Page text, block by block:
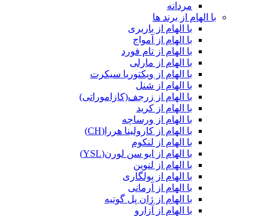
مردانه
با الهام از برند ها
با الهام از باربری
با الهام از آمواج
با الهام از تام فورد
با الهام از مارلی
با الهام از ویکتوریا سیکرت
با الهام از شنل
با الهام از زرجف(کازاموراتی)
با الهام از کرید
با الهام از ورساچه
با الهام از کارولینا هررا(CH)
با الهام از لنکوم
با الهام از ایو سن لورن(YSL)
با الهام از لنوین
با الهام از بولگاری
با الهام از آرمانی
با الهام از ژان پل گوتیه
با الهام از آزارو